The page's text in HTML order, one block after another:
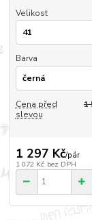
Velikost
Barva
Cena před
slevou
1
1 297 Kč/pár
1 072 Kč bez DPH